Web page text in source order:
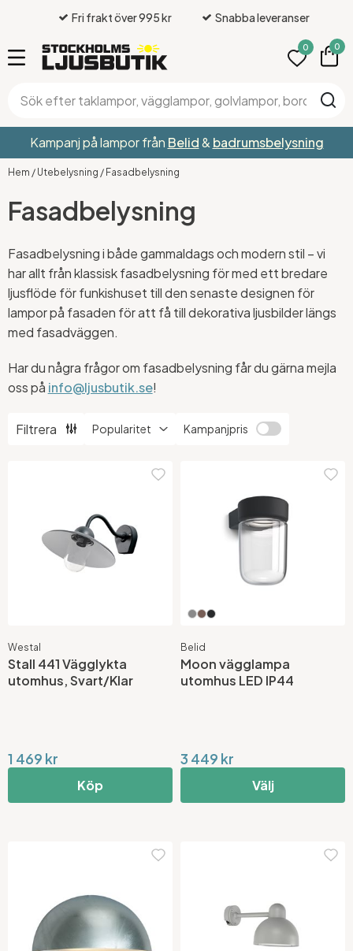
Fri frakt över 995 kr Snabba leveranser
0 0
Kampanj på lampor från Belid& badrumsbelysning
Hem / Utebelysning / Fasadbelysning
Fasadbelysning
Fasadbelysning i både gammaldags och modern stil – vi
har allt från klassisk fasadbelysning för med ett bredare
ljusflöde för funkishuset till den senaste designen för
lampor på fasaden för att få till dekorativa ljusbilder längs
med fasadväggen.
Har du några frågor om fasadbelysning får du gärna mejla
oss på info@ljusbutik.se!
Filtrera Kampanjpris
Westal
Stall 441 Vägglykta
utomhus, Svart/Klar
1 469 kr
Köp
Belid
Moon vägglampa
utomhus LED IP44
3 449 kr
Välj